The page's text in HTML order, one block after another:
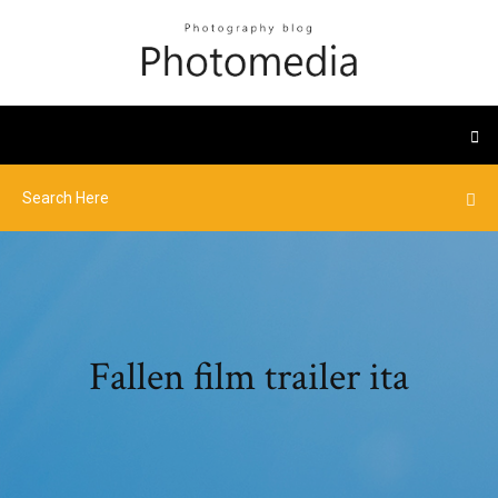
Fallen film trailer ita